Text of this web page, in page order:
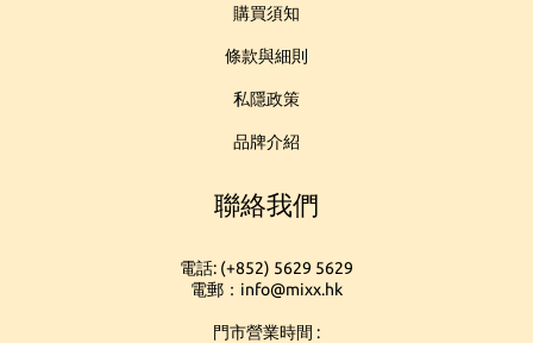
購買須知
條款與細則
私隱政策
品牌介紹
聯絡我們
電話: (+852) 5629 5629
電郵：info@mixx.hk
門市營業時間 :